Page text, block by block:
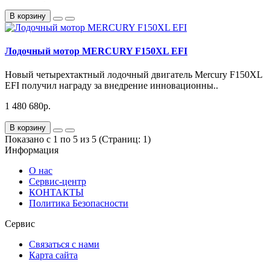
В корзину
Лодочный мотор MERCURY F150XL EFI
Новый четырехтактный лодочный двигатель Mercury F150XL
EFI получил награду за внедрение инновационны..
1 480 680р.
В корзину
Показано с 1 по 5 из 5 (Страниц: 1)
Информация
О нас
Сервис-центр
КОНТАКТЫ
Политика Безопасности
Сервис
Связаться с нами
Карта сайта